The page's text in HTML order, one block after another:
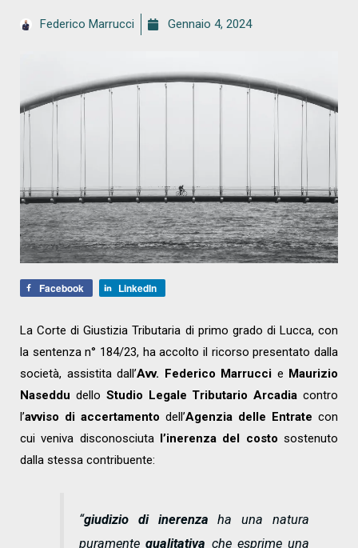
Federico Marrucci Gennaio 4, 2024
Facebook LinkedIn
La Corte di Giustizia Tributaria di primo grado di Lucca, con
la sentenza n° 184/23, ha accolto il ricorso presentato dalla
società, assistita dall’Avv. Federico Marrucci e Maurizio
Naseddu dello Studio Legale Tributario Arcadia contro
l’avviso di accertamento dell’Agenzia delle Entrate con
cui veniva disconosciuta
l’inerenza del costo sostenuto
dalla stessa contribuente:
“giudizio di inerenza ha una natura
puramentequalitativa che esprime una